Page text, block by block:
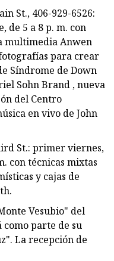
St., 406-929-6526:
de 5 a 8 p. m. con
multimedia Anwen
para crear
Síndrome de Down
Sohn Brand , nueva
del Centro
en vivo de John
St.: primer viernes,
con técnicas mixtas
y cajas de
Vesubio" del
parte de su
La recepción de